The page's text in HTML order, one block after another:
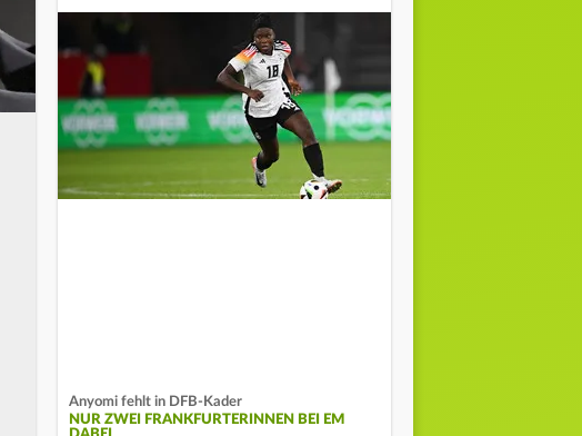
Anyomi fehlt in DFB-Kader
NUR ZWEI FRANKFURTERINNEN BEI EM